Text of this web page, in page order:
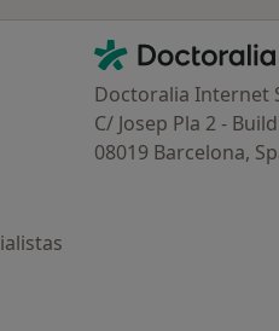
Contacto
Doctoralia - Página de
Doctoralia Internet
C/ Josep Pla 2 -
08019 Barcelona,